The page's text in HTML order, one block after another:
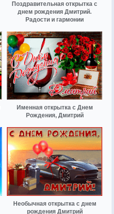
Поздравительная открытка с
днем рождения Дмитрий.
Радости и гармонии
Именная открытка с Днем
Рождения, Дмитрий
Необычная открытка с днем
рождения Дмитрий